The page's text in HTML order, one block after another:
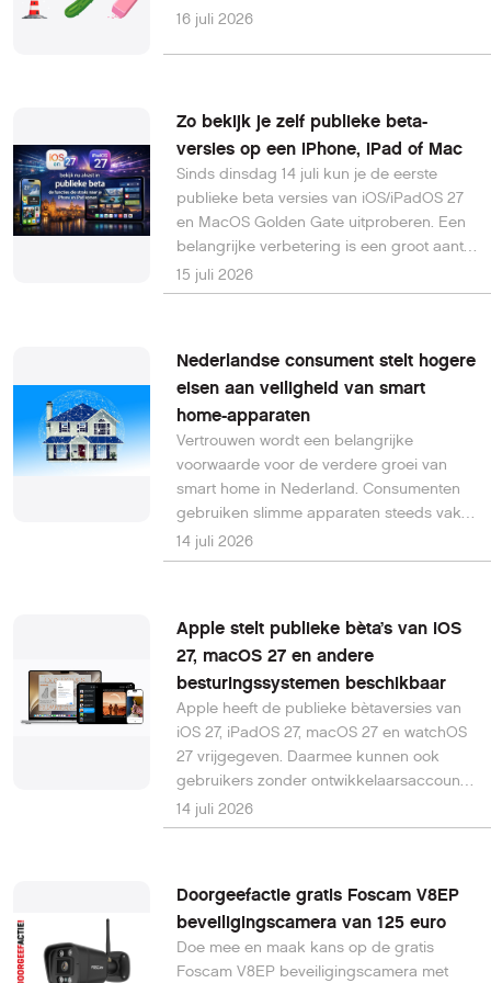
verschillende nieuwe emoji een eigen
consistente betekenis hebben.
16 juli 2026
Zo bekijk je zelf publieke beta-
versies op een iPhone, iPad of Mac
Sinds dinsdag 14 juli kun je de eerste
publieke beta versies van iOS/iPadOS 27
en MacOS Golden Gate uitproberen. Een
belangrijke verbetering is een groot aantal
snelheidsverbeteringen op de iPhone en
iPad. Onderaan dit artikel kun je na
duidelijke toelichting en afbeeldingen van
de vele verbeteringen. In die presentatie
zie je ook duidelijk welke functies
voorlopig nog niet in de EU beschikbaar
gaan komen.
15 juli 2026
Nederlandse consument stelt hogere
eisen aan veiligheid van smart
home-apparaten
Vertrouwen wordt een belangrijke
voorwaarde voor de verdere groei van
smart home in Nederland. Consumenten
gebruiken slimme apparaten steeds vaker
voor comfort en gemak, maar verwachten
tegelijkertijd betere beveiliging, meer
blijkt uit een onderzoek van reichelt
elektronik, uitgevoerd door
onderzoeksbureau OnePoll.
14 juli 2026
Apple stelt publieke bèta’s van iOS
27, macOS 27 en andere
besturingssystemen beschikbaar
Apple heeft de publieke bètaversies van
iOS 27, iPadOS 27, macOS 27 en watchOS
27 vrijgegeven. Daarmee kunnen ook
gebruikers zonder ontwikkelaarsaccount
de nieuwste software alvast uitproberen,
enkele maanden voordat de definitieve
generatie Apple Intelligence, die AI dieper
integreert in dagelijkse apps en functies.
14 juli 2026
Doorgeefactie gratis Foscam V8EP
beveiligingscamera van 125 euro
Doe mee en maak kans op de gratis
Foscam V8EP beveiligingscamera met